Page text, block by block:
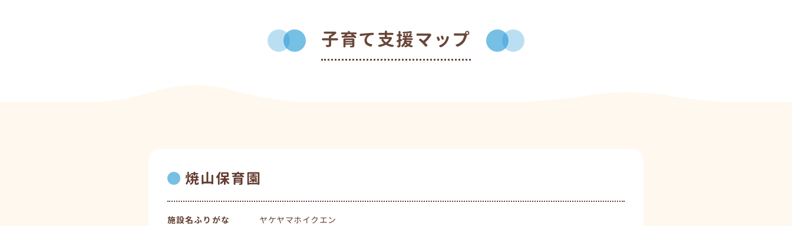
子育て支援マップ
焼山保育園
施設名ふりがな ヤケヤマホイクエン